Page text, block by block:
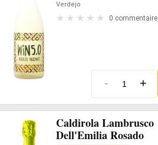
Verdejo
0 commentaire
- +
Caldirola Lambrusco
Dell'Emilia Rosado